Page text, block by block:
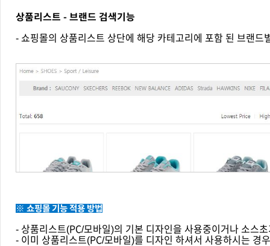
상품리스트 - 브랜드 검색기능
- 쇼핑몰의 상품리스트 상단에 해당 카테고리에 포함 된 브랜드
※ 쇼핑몰 기능 적용 방법
- 상품리스트(PC/모바일)의 기본 디자인을 사용중이거나 소스
- 이미 상품리스트(PC/모바일)를 디자인 하셔서 사용하시는 경